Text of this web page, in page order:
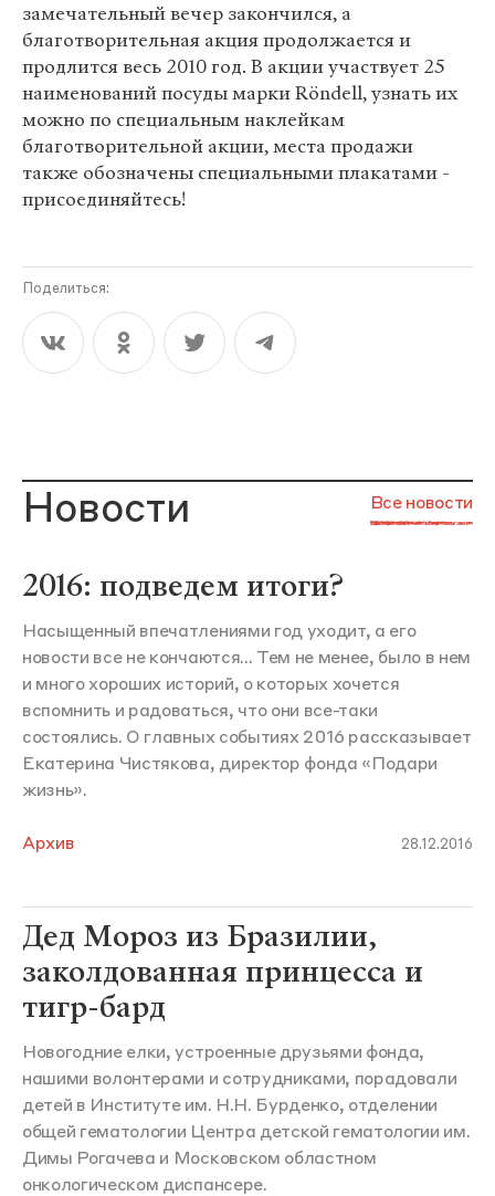
замечательный вечер закончился, а
благотворительная акция продолжается и
продлится весь 2010 год. В акции участвует 25
наименований посуды марки Röndell, узнать их
можно по специальным наклейкам
благотворительной акции, места продажи
также обозначены специальными плакатами -
присоединяйтесь!
Поделиться:
Новости Все новости
2016: подведем итоги?
Насыщенный впечатлениями год уходит, а его
новости все не кончаются... Тем не менее, было в нем
и много хороших историй, о которых хочется
вспомнить и радоваться, что они все-таки
состоялись. О главных событиях 2016 рассказывает
Екатерина Чистякова, директор фонда «Подари
жизнь».
Архив 28.12.2016
Дед Мороз из Бразилии,
заколдованная принцесса и
тигр-бард
Новогодние елки, устроенные друзьями фонда,
нашими волонтерами и сотрудниками, порадовали
детей в Институте им. Н.Н. Бурденко, отделении
общей гематологии Центра детской гематологии им.
Димы Рогачева и Московском областном
онкологическом диспансере.